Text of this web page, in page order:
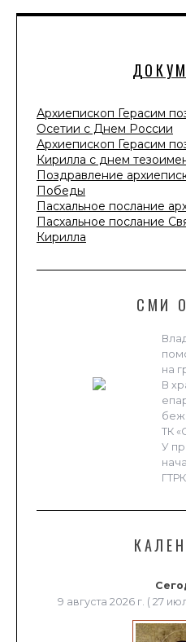
Архиепископ Герасим
Осетии с Днем России
Архиепископ Герасим
Кирилла с днем
Поздравление
Победы
Пасхальное послание
Пасхальное послание
Кирилла
СМИ
на
В
ТК
У
9 августа 2026 г. ( 27